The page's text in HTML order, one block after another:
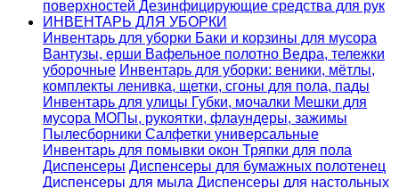
поверхностей Дезинфицирующие средства для рук
ИНВЕНТАРЬ ДЛЯ УБОРКИ
Инвентарь для уборки Баки и корзины для мусора
Вантузы, ерши Вафельное полотно Ведра, тележки
уборочные Инвентарь для уборки: веники, мётлы,
комплекты ленивка, щетки, сгоны для пола, пады
Инвентарь для улицы Губки, мочалки Мешки для
мусора МОПы, рукоятки, флаундеры, зажимы
Пылесборники Салфетки универсальные
Инвентарь для помывки окон Тряпки для пола
Диспенсеры Диспенсеры для бумажных полотенец
Диспенсеры для мыла Диспенсеры для настольных